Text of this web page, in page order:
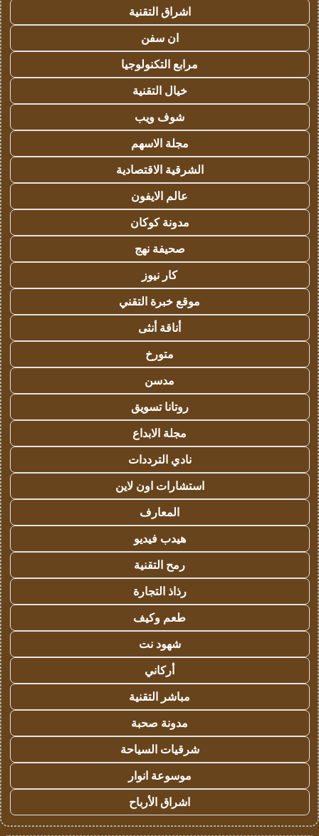
اشراق التقنية
ان سفن
مرابع التكنولوجيا
خيال التقنية
شوف ويب
مجلة الاسهم
الشرقية الاقتصادية
عالم الايفون
مدونة كوكان
صحيفة نهج
كار نيوز
موقع خبرة التقني
أناقة أنثى
متورخ
مدسن
روتانا تسويق
مجلة الابداع
نادي الترددات
استشارات اون لاين
المعارف
هيدب فيديو
رمح التقنية
رذاذ التجارة
طعم وكيف
شهود نت
أركاني
مباشر التقنية
مدونة صحبة
شرقيات السياحة
موسوعة انوار
اشراق الأرباح